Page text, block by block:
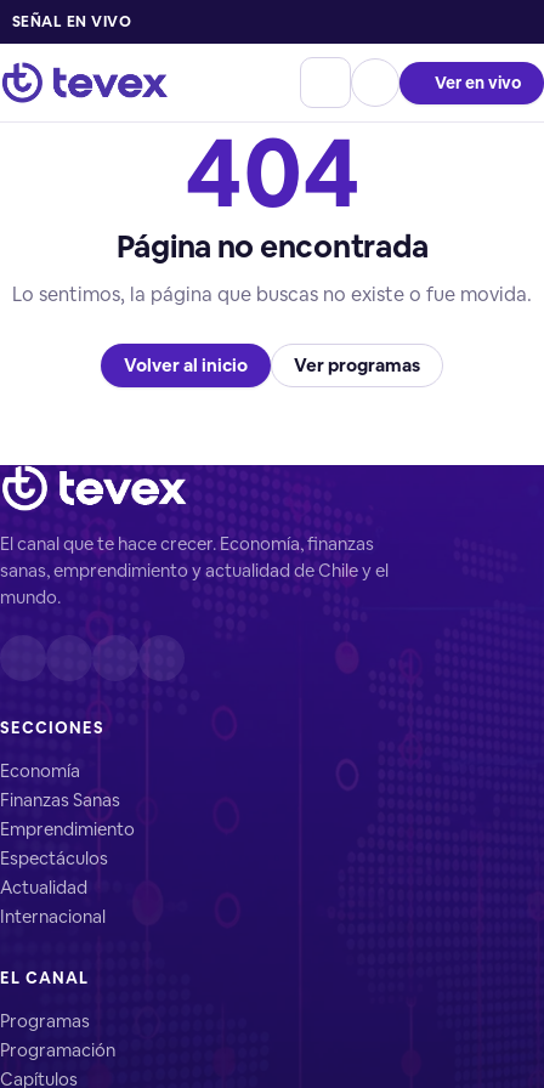
SEÑAL EN VIVO
Ver en vivo
404
Página no encontrada
Lo sentimos, la página que buscas no existe o fue movida.
Volver al inicio Ver programas
El canal que te hace crecer. Economía, finanzas
sanas, emprendimiento y actualidad de Chile y el
mundo.
SECCIONES
Economía
Finanzas Sanas
Emprendimiento
Espectáculos
Actualidad
Internacional
EL CANAL
Programas
Programación
Capítulos